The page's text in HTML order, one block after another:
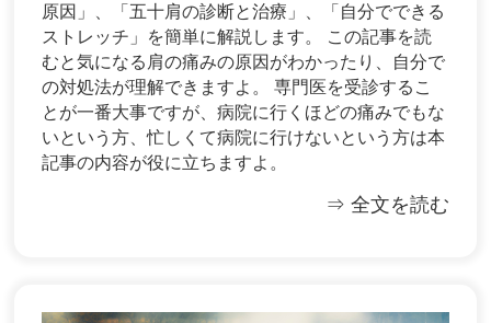
原因」、「五十肩の診断と治療」、「自分でできる
ストレッチ」を簡単に解説します。 この記事を読
むと気になる肩の痛みの原因がわかったり、自分で
の対処法が理解できますよ。 専門医を受診するこ
とが一番大事ですが、病院に行くほどの痛みでもな
いという方、忙しくて病院に行けないという方は本
記事の内容が役に立ちますよ。
⇒ 全文を読む